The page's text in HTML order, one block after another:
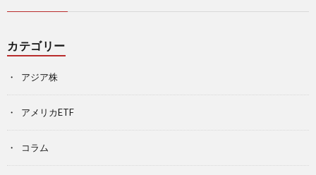
カテゴリー
アジア株
アメリカETF
コラム